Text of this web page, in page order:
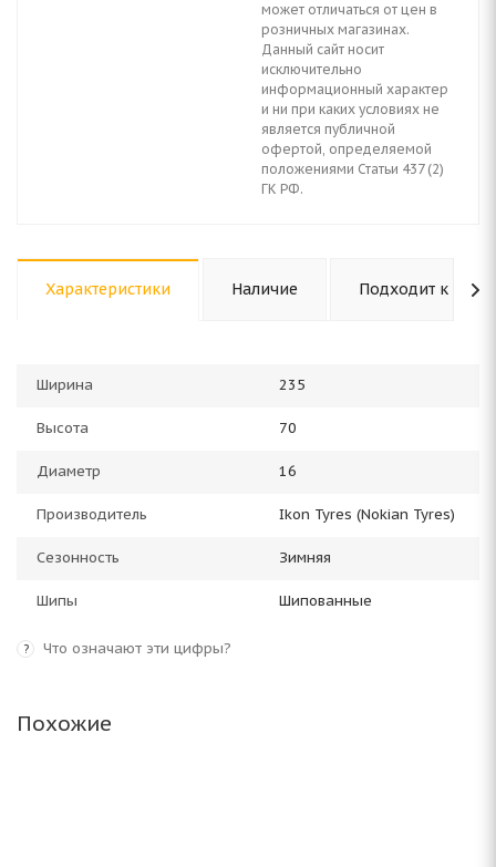
может отличаться от цен в
розничных магазинах.
Данный сайт носит
исключительно
информационный характер
и ни при каких условиях не
является публичной
офертой, определяемой
положениями Статьи 437 (2)
ГК РФ.
Характеристики Наличие Подходит к авто
Ширина 235
Высота 70
Диаметр 16
Производитель Ikon Tyres (Nokian Tyres)
Сезонность Зимняя
Шипы Шипованные
? Что означают эти цифры?
Похожие